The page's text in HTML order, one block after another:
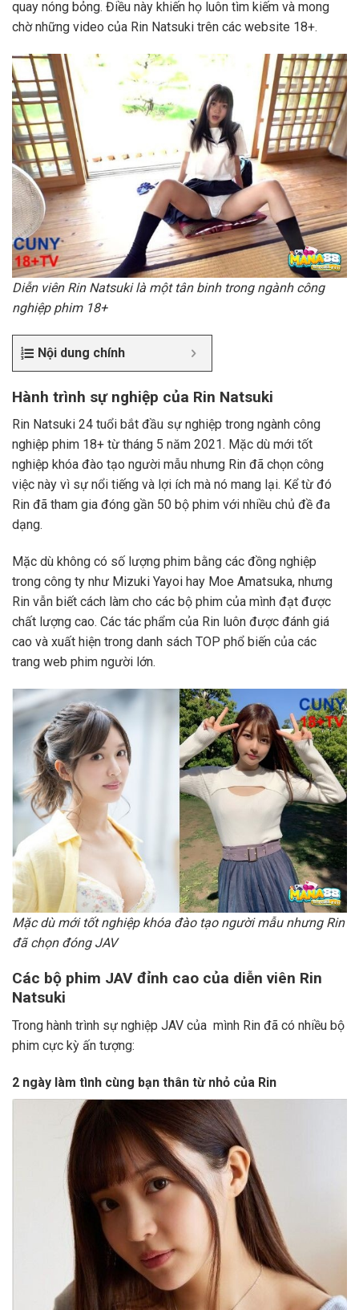
quay nóng bỏng. Điều này khiến họ luôn tìm kiếm và mong
chờ những video của Rin Natsuki trên các website 18+.
Diễn viên Rin Natsuki là một tân binh trong ngành công
nghiệp phim 18+
Nội dung chính
Hành trình sự nghiệp của Rin Natsuki
Rin Natsuki 24 tuổi bắt đầu sự nghiệp trong ngành công
nghiệp phim 18+ từ tháng 5 năm 2021. Mặc dù mới tốt
nghiệp khóa đào tạo người mẫu nhưng Rin đã chọn công
việc này vì sự nổi tiếng và lợi ích mà nó mang lại. Kể từ đó
Rin đã tham gia đóng gần 50 bộ phim với nhiều chủ đề đa
dạng.
Mặc dù không có số lượng phim bằng các đồng nghiệp
trong công ty như Mizuki Yayoi hay Moe Amatsuka, nhưng
Rin vẫn biết cách làm cho các bộ phim của mình đạt được
chất lượng cao. Các tác phẩm của Rin luôn được đánh giá
cao và xuất hiện trong danh sách TOP phổ biến của các
trang web phim người lớn.
Mặc dù mới tốt nghiệp khóa đào tạo người mẫu nhưng Rin
đã chọn đóng JAV
Các bộ phim JAV đỉnh cao của diễn viên Rin
Natsuki
Trong hành trình sự nghiệp JAV của mình Rin đã có nhiều bộ
phim cực kỳ ấn tượng:
2 ngày làm tình cùng bạn thân từ nhỏ của Rin